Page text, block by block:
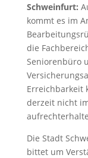
Schweinfurt:
kommt es im
die
Seniorenbüro
Erreichbarkeit
derzeit nicht
Die Stadt
bittet um